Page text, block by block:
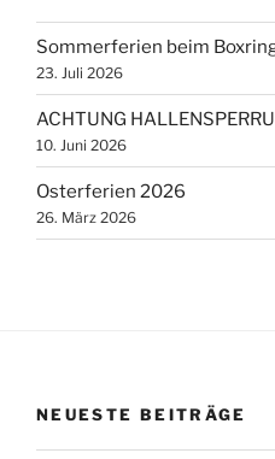
Sommerferien beim
23. Juli 2026
ACHTUNG
10. Juni 2026
Osterferien 2026
26. März 2026
NEUESTE BEITRÄGE